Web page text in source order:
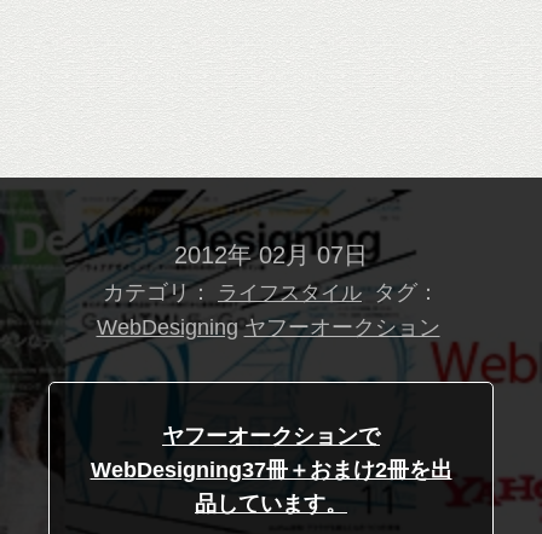
2012年 02月 07日
カテゴリ： ライフスタイル
タグ：
WebDesigning ヤフーオークション
ヤフーオークションで
WebDesigning37冊＋おまけ2冊を出
品しています。